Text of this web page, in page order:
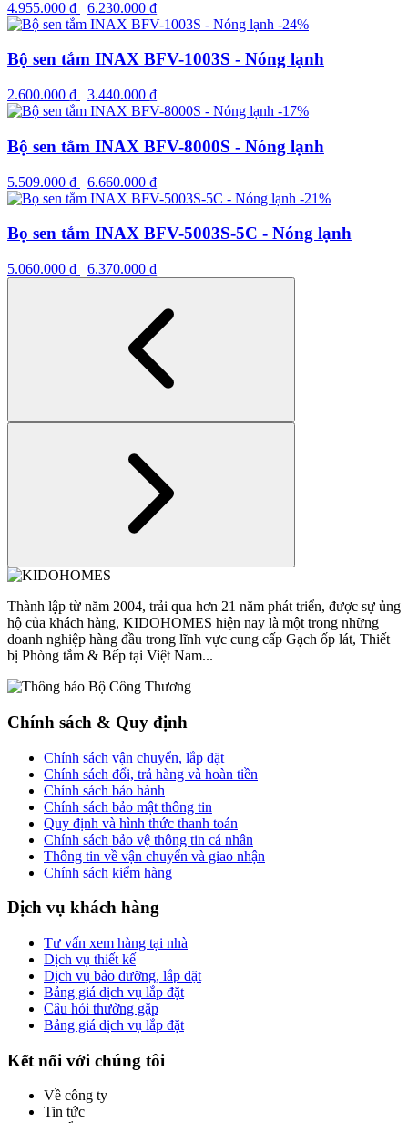
4.955.000 ₫ 6.230.000 ₫
-24%
Bộ sen tắm INAX BFV-1003S - Nóng lạnh
2.600.000 ₫ 3.440.000 ₫
-17%
Bộ sen tắm INAX BFV-8000S - Nóng lạnh
5.509.000 ₫ 6.660.000 ₫
-21%
Bọ sen tắm INAX BFV-5003S-5C - Nóng lạnh
5.060.000 ₫ 6.370.000 ₫
Thành lập từ năm 2004, trải qua hơn 21 năm phát triển, được sự ủng
hộ của khách hàng, KIDOHOMES hiện nay là một trong những
doanh nghiệp hàng đầu trong lĩnh vực cung cấp Gạch ốp lát, Thiết
bị Phòng tắm & Bếp tại Việt Nam...
Chính sách & Quy định
Chính sách vận chuyển, lắp đặt
Chính sách đổi, trả hàng và hoàn tiền
Chính sách bảo hành
Chính sách bảo mật thông tin
Quy định và hình thức thanh toán
Chính sách bảo vệ thông tin cá nhân
Thông tin về vận chuyển và giao nhận
Chính sách kiểm hàng
Dịch vụ khách hàng
Tư vấn xem hàng tại nhà
Dịch vụ thiết kế
Dịch vụ bảo dưỡng, lắp đặt
Bảng giá dịch vụ lắp đặt
Câu hỏi thường gặp
Bảng giá dịch vụ lắp đặt
Kết nối với chúng tôi
Về công ty
Tin tức